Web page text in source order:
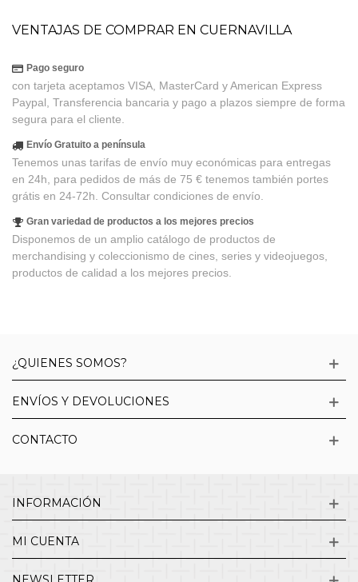
VENTAJAS DE COMPRAR EN CUERNAVILLA
Pago seguro
con tarjeta aceptamos VISA, MasterCard y American Express
Paypal, Transferencia bancaria y pago a plazos siempre de forma
segura para el cliente.
Envío Gratuito a península
Tenemos unas tarifas de envío muy económicas para entregas
en 24h, para pedidos de más de 75 € tenemos también portes
grátis en 24-72h. Consultar condiciones de envío.
Gran variedad de productos a los mejores precios
Disponemos de un amplio catálogo de productos de
merchandising y coleccionismo de cines, series y videojuegos,
productos de calidad a los mejores precios.
¿QUIENES SOMOS?
ENVÍOS Y DEVOLUCIONES
CONTACTO
INFORMACIÓN
MI CUENTA